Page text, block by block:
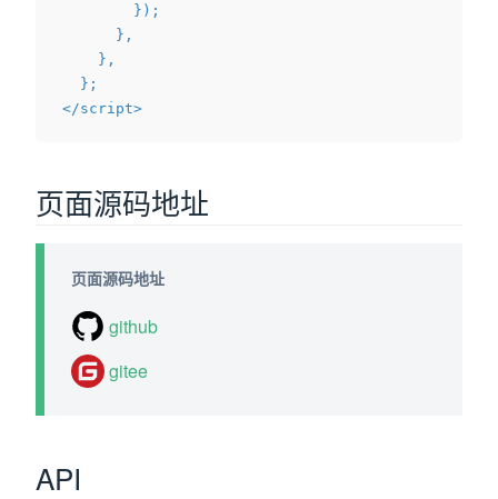
} ) ;
} ,
} ,
} ;
</script>
页面源码地址
页面源码地址
github
gitee
API